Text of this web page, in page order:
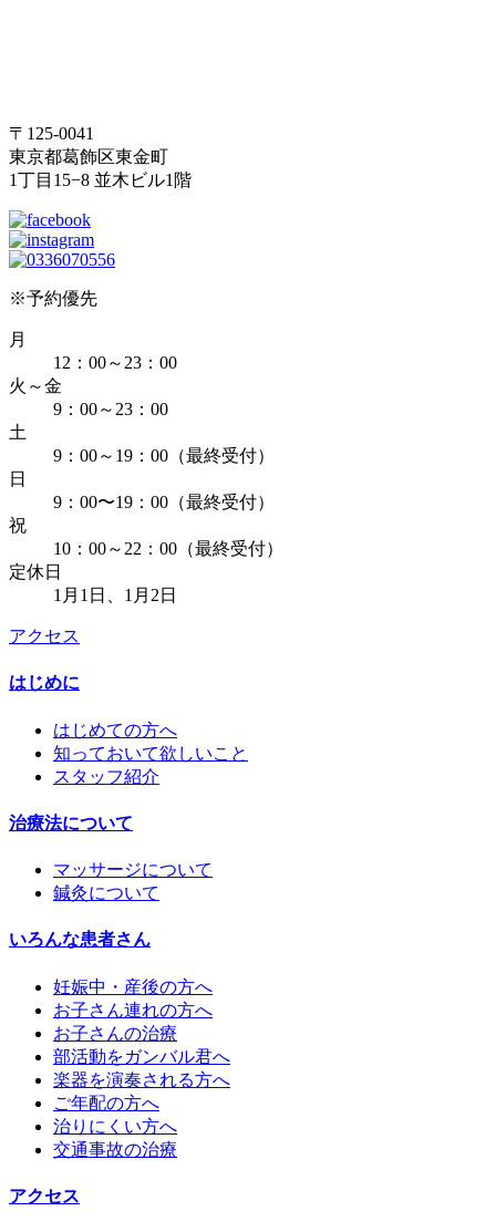
〒125-0041
東京都葛飾区東金町
1丁目15−8 並木ビル1階
※予約優先
月
12：00～23：00
火～金
9：00～23：00
土
9：00～19：00（最終受付）
日
9：00〜19：00（最終受付）
祝
10：00～22：00（最終受付）
定休日
1月1日、1月2日
アクセス
はじめに
はじめての方へ
知っておいて欲しいこと
スタッフ紹介
治療法について
マッサージについて
鍼灸について
いろんな患者さん
妊娠中・産後の方へ
お子さん連れの方へ
お子さんの治療
部活動をガンバル君へ
楽器を演奏される方へ
ご年配の方へ
治りにくい方へ
交通事故の治療
アクセス